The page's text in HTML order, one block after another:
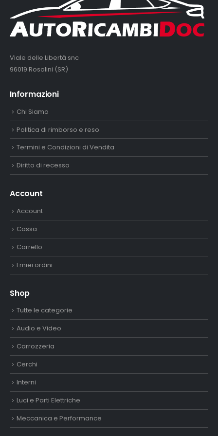
Viale delle Libertà snc
96019 Rosolini (SR)
Informazioni
Chi Siamo
Politica di rimborso e reso
Termini e Condizioni di Vendita
Diritto di recesso
Account
Account
Cassa
Carrello
I miei ordini
Shop
Tutte le categorie
Audio e Video
Carrozzeria
Cerchi
Interni
Luci e Parti Elettriche
Meccanica e Performance